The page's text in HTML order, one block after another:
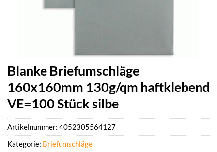
Blanke Briefumschläge
160x160mm 130g/qm haftklebend
VE=100 Stück silbe
Artikelnummer: 4052305564127
Kategorie: Briefumschläge